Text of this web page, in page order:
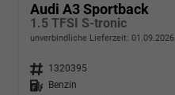
Audi A3 Sportback
1.5 TFSI S-tronic
unverbindliche Lieferzeit: 01.09.2026
Fahrzeugnr. 1320395
Kraftstoff
Benzin